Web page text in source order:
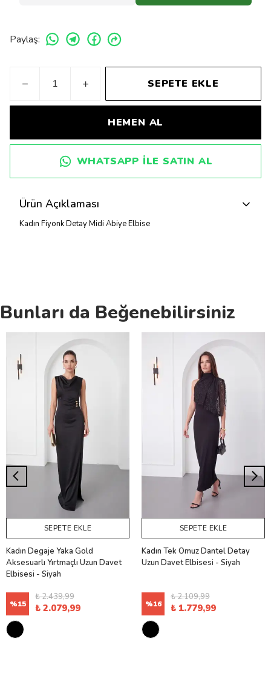
Paylaş:
SEPETE EKLE
HEMEN AL
WHATSAPP ILE SATIN AL
Ürün Açıklaması
Kadın Fiyonk Detay Midi Abiye Elbise
Bunları da Beğenebilirsiniz
SEPETE EKLE
Kadın Degaje Yaka Gold
Aksesuarlı Yırtmaçlı Uzun Davet
Elbisesi - Siyah
%15
₺ 2.439,99
₺ 2.079,99
SEPETE EKLE
Kadın Tek Omuz Dantel Detay
Uzun Davet Elbisesi - Siyah
%16
₺ 2.109,99
₺ 1.779,99